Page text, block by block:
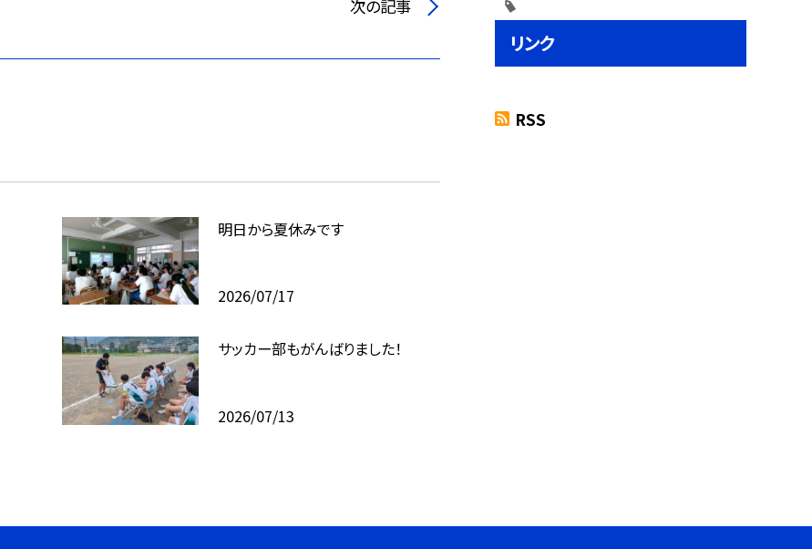
次の記事
明日から夏休みです
2026/07/17
サッカー部もがんばりました！
2026/07/13
リンク
RSS